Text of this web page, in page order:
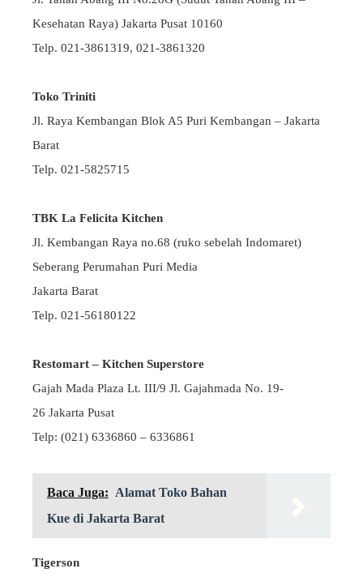
Kesehatan Raya) Jakarta Pusat 10160
Telp. 021-3861319, 021-3861320
Toko Triniti
Jl. Raya Kembangan Blok A5 Puri Kembangan – Jakarta
Barat
Telp. 021-5825715
TBK La Felicita Kitchen
Jl. Kembangan Raya no.68 (ruko sebelah Indomaret)
Seberang Perumahan Puri Media
Jakarta Barat
Telp. 021-56180122
Restomart – Kitchen Superstore
Gajah Mada Plaza Lt. III/9 Jl. Gajahmada No. 19-
26 Jakarta Pusat
Telp: (021) 6336860 – 6336861
Baca Juga: Alamat Toko Bahan
Kue di Jakarta Barat
Tigerson